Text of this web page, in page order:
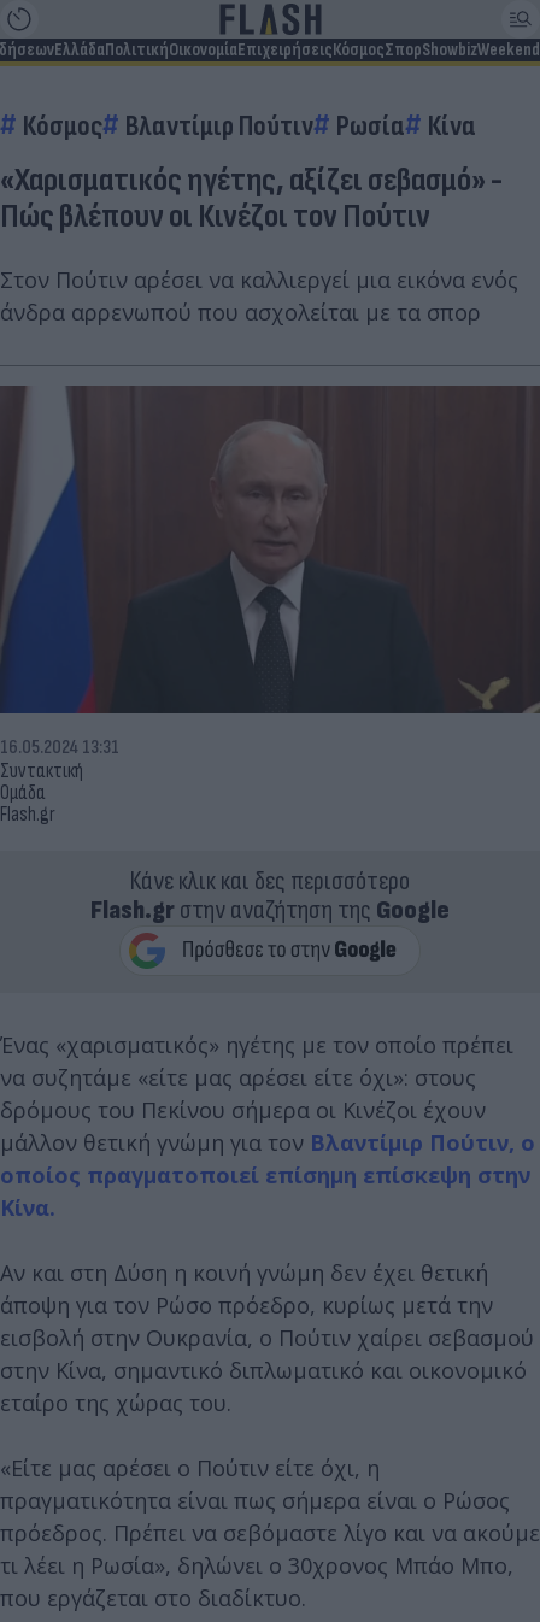
ΕλλάδαΠολιτικήΟικονομίαΕπιχειρήσειςΚόσμοςΣπορShowbizWeekend
Κόσμος Βλαντίμιρ Πούτιν Ρωσία Κίνα
«Χαρισματικός ηγέτης, αξίζει σεβασμό» -
Πώς βλέπουν οι Κινέζοι τον Πούτιν
Στον Πούτιν αρέσει να καλλιεργεί μια εικόνα ενός
άνδρα αρρενωπού που ασχολείται με τα σπορ
Συντακτική
Ομάδα
Flash.gr
16.05.2024 13:31
Κάνε κλικ και δες περισσότερο
Flash.grστην αναζήτηση της Google
Ένας «χαρισματικός» ηγέτης με τον οποίο πρέπει
να συζητάμε «είτε μας αρέσει είτε όχι»: στους
δρόμους του Πεκίνου σήμερα οι Κινέζοι έχουν
μάλλον θετική γνώμη για τον Βλαντίμιρ Πούτιν, ο
οποίος πραγματοποιεί επίσημη επίσκεψη στην
Κίνα.
Αν και στη Δύση η κοινή γνώμη δεν έχει θετική
άποψη για τον Ρώσο πρόεδρο, κυρίως μετά την
εισβολή στην Ουκρανία, ο Πούτιν χαίρει σεβασμού
στην Κίνα, σημαντικό διπλωματικό και οικονομικό
εταίρο της χώρας του.
«Είτε μας αρέσει ο Πούτιν είτε όχι, η
πραγματικότητα είναι πως σήμερα είναι ο Ρώσος
πρόεδρος. Πρέπει να σεβόμαστε λίγο και να ακούμε
τι λέει η Ρωσία», δηλώνει ο 30χρονος Μπάο Μπο,
που εργάζεται στο διαδίκτυο.